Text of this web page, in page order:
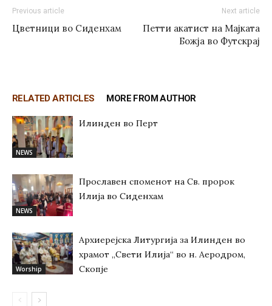
Previous article
Цветници во Сиденхам
Next article
Петти акатист на Мајката
Божја во Футскрај
RELATED ARTICLES MORE FROM AUTHOR
NEWS
Илинден во Перт
NEWS
Прославен споменот на Св. пророк
Илија во Сиденхам
Worship
Архиерејска Литургија за Илинден во
храмот „Свети Илија“ во н. Аеродром,
Скопје